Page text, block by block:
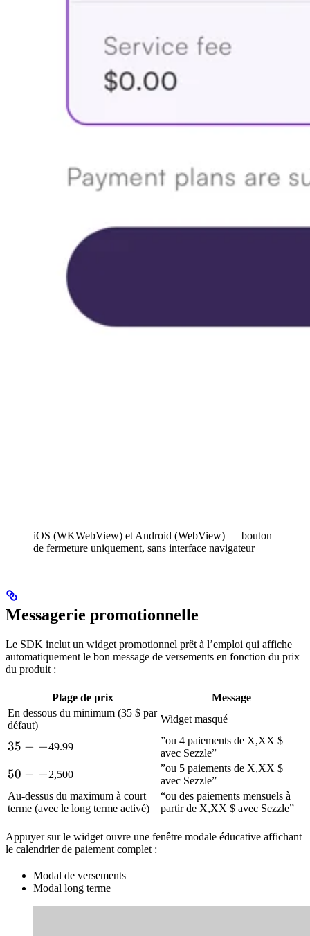
iOS (WKWebView) et Android (WebView) — bouton
de fermeture uniquement, sans interface navigateur
Messagerie promotionnelle
Le SDK inclut un widget promotionnel prêt à l’emploi qui affiche
automatiquement le bon message de versements en fonction du prix
du produit :
Plage de prix
Message
En dessous du minimum (35 $ par
défaut)
Widget masqué
35
35 − −49.99
”ou 4 paiements de X,XX $
avec Sezzle”
50
--
50 − −2,500
”ou 5 paiements de X,XX $
avec Sezzle”
Au-dessus du maximum à court
terme (avec le long terme activé)
“ou des paiements mensuels à
partir de X,XX $ avec Sezzle”
Appuyer sur le widget ouvre une fenêtre modale éducative affichant
le calendrier de paiement complet :
Modal de versements
Modal long terme